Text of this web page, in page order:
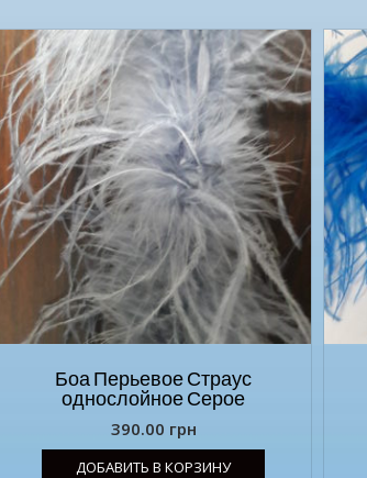
Боа Перьевое Страус
однослойное Серое
390.00 грн
ДОБАВИТЬ В КОРЗИНУ